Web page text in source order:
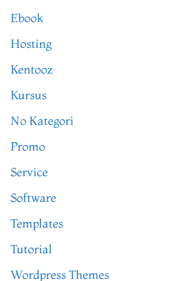
Ebook
Hosting
Kentooz
Kursus
No Kategori
Promo
Service
Software
Templates
Tutorial
Wordpress Themes